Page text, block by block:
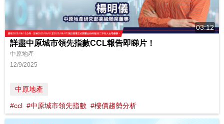
03:12
詳盡中原城市領先指數CCL報告即睇片！
中原地產
12/9/2025
中原地產
#ccl #中原城市領先指數 #樓價趨勢分析